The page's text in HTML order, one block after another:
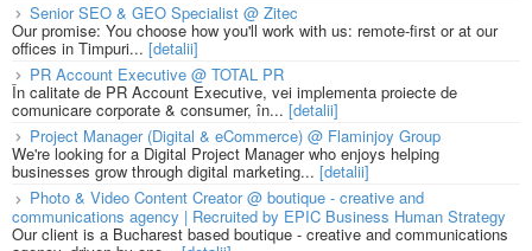
Senior SEO & GEO Specialist @ Zitec
Our promise: You choose how you'll work with us: remote-first or at our
offices in Timpuri... [detalii]
PR Account Executive @ TOTAL PR
În calitate de PR Account Executive, vei implementa proiecte de
comunicare corporate & consumer, în... [detalii]
Project Manager (Digital & eCommerce) @ Flaminjoy Group
We're looking for a Digital Project Manager who enjoys helping
businesses grow through digital marketing... [detalii]
Photo & Video Content Creator @ boutique - creative and
communications agency | Recruited by EPIC Business Human Strategy
Our client is a Bucharest based boutique - creative and communications